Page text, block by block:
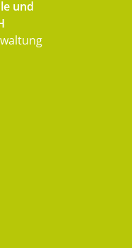
und